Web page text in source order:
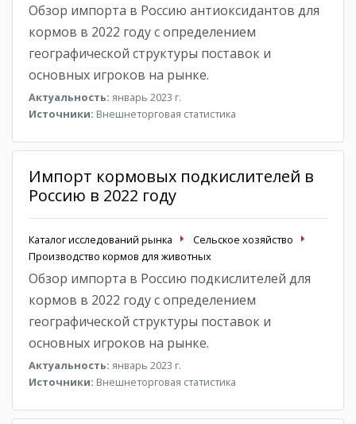
Обзор импорта в Россию антиоксидантов для
кормов в 2022 году с определением
географической структуры поставок и
основных игроков на рынке.
Актуальность: январь 2023 г.
Источники: Внешнеторговая статистика
Импорт кормовых подкислителей в
Россию в 2022 году
Каталог исследований рынка
Сельское хозяйство
Производство кормов для животных
Обзор импорта в Россию подкислителей для
кормов в 2022 году с определением
географической структуры поставок и
основных игроков на рынке.
Актуальность: январь 2023 г.
Источники: Внешнеторговая статистика